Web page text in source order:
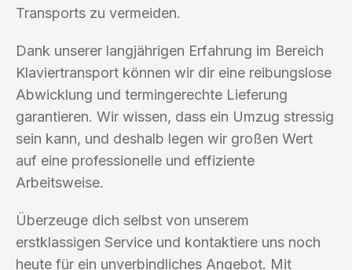
Transports zu vermeiden.
Dank unserer langjährigen Erfahrung im Bereich
Klaviertransport können wir dir eine reibungslose
Abwicklung und termingerechte Lieferung
garantieren. Wir wissen, dass ein Umzug stressig
sein kann, und deshalb legen wir großen Wert
auf eine professionelle und effiziente
Arbeitsweise.
Überzeuge dich selbst von unserem
erstklassigen Service und kontaktiere uns noch
heute für ein unverbindliches Angebot. Mit